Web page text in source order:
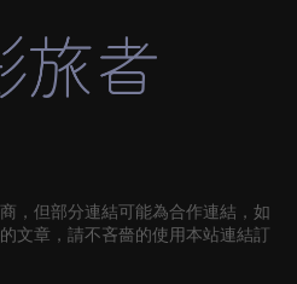
，但部分連結可能為合作連結，如
文章，請不吝嗇的使用本站連結訂